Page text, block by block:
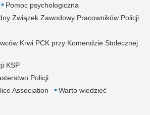
Pomoc psychologiczna
Związek Zawodowy Pracowników Policji
Krwi PCK przy Komendzie Stołecznej
KSP
Policji
Association
Warto wiedzieć